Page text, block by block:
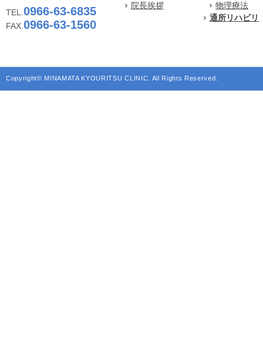
TEL. 0966-63-6835
FAX. 0966-63-1560
院長挨拶
物理療法
通所リハビリ
Copyright© MINAMATA KYOURITSU CLINIC. All Rights Reserved.